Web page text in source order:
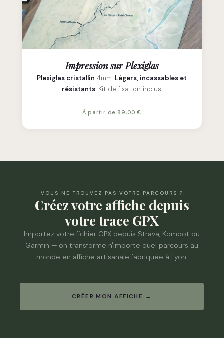
Impression sur Plexiglas
Plexiglas cristallin 4mm. Légers, incassables et
résistants. Kit de fixation inclus.
À partir de 89,00 €
VOUS NE TROUVEZ PAS VOTRE PARCOURS ?
Créez votre affiche depuis
votre trace GPX
Importez votre fichier GPX depuis Strava, Komoot ou
Garmin — on transforme n'importe quel parcours au
monde en affiche artisanale fabriquée à Lyon.
CRÉER MON AFFICHE →